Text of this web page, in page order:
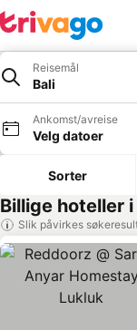
Reisemål
Bali
Ankomst/avreise
Velg datoer
Sorter
Billige hoteller
Slik påvirkes